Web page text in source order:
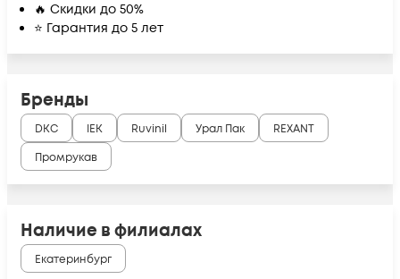
🔥 Скидки до 50%
⭐ Гарантия до 5 лет
Бренды
DKC IEK Ruvinil Урал Пак
REXANT
Промрукав
Наличие в филиалах
Екатеринбург